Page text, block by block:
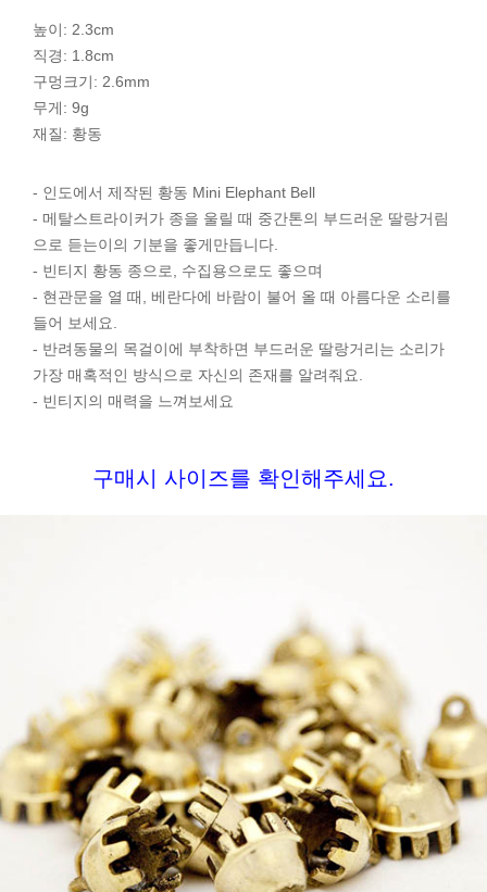
높이: 2.3cm
직경: 1.8cm
구멍크기: 2.6mm
무게: 9g
재질: 황동
- 인도에서 제작된 황동 Mini Elephant Bell
- 메탈스트라이커가 종을 울릴 때 중간톤의 부드러운 딸랑거림
으로 듣는이의 기분을 좋게만듭니다.
- 빈티지 황동 종으로, 수집용으로도 좋으며
- 현관문을 열 때, 베란다에 바람이 불어 올 때 아름다운 소리를
들어 보세요.
- 반려동물의 목걸이에 부착하면 부드러운 딸랑거리는 소리가
가장 매혹적인 방식으로 자신의 존재를 알려줘요.
- 빈티지의 매력을 느껴보세요
구매시 사이즈를 확인해주세요.